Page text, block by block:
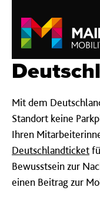
Mit dem
Standort keine
Ihren
Deutschlandticket
Bewusstsein zur
einen Beitrag zur